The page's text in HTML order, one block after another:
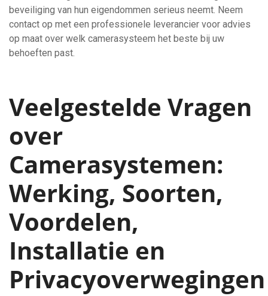
beveiliging van hun eigendommen serieus neemt. Neem
contact op met een professionele leverancier voor advies
op maat over welk camerasysteem het beste bij uw
behoeften past.
Veelgestelde Vragen
over
Camerasystemen:
Werking, Soorten,
Voordelen,
Installatie en
Privacyoverwegingen